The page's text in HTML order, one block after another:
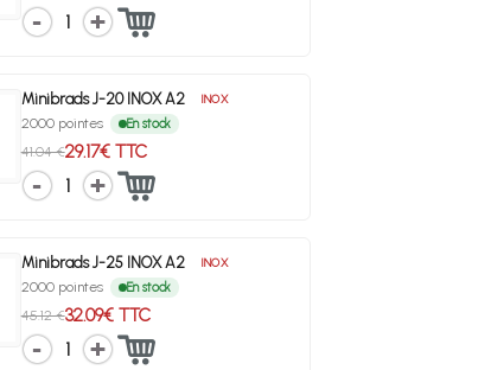
1
Minibrads J-20 INOX A2 INOX
2000 pointes En stock
41.04 €29.17€ TTC
1
Minibrads J-25 INOX A2 INOX
2000 pointes En stock
45.12 €32.09€ TTC
1